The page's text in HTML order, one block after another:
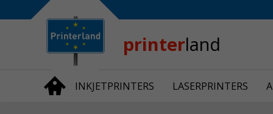
printerland
INKJETPRINTERS LASERPRINTERS
Over Printerland
Privacy
Algemene Voorwaarden
Productnieuws